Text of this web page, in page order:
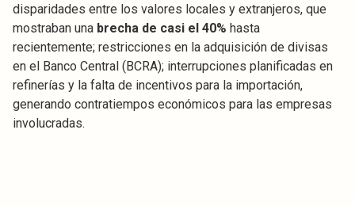
disparidades entre los valores locales y extranjeros, que
mostraban una brecha de casi el 40% hasta
recientemente; restricciones en la adquisición de divisas
en el Banco Central (BCRA); interrupciones planificadas en
refinerías y la falta de incentivos para la importación,
generando contratiempos económicos para las empresas
involucradas.